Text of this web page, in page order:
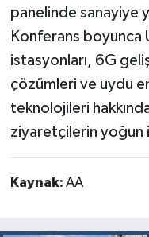
panelinde sanayiye
Konferans boyunca
istasyonları, 6G
çözümleri ve uydu
teknolojileri
ziyaretçilerin yoğun
Kaynak: AA